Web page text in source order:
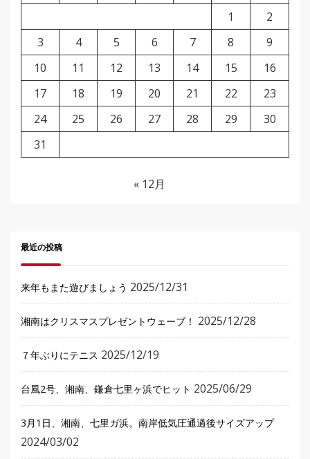
1
2
3
4 5 6 7 8
9
10
11 12 13 14 15
16
17
18 19 20 21 22
23
24
25 26 27 28 29
30
31
« 12月
最近の投稿
来年もまた遊びましょう 2025/12/31
湘南はクリスマスプレゼントウェーブ！ 2025/12/28
７年ぶりにテニス 2025/12/19
台風2号、湘南、鎌倉七里ヶ浜でヒット 2025/06/29
3月1日、湘南、七里ガ浜。南岸低気圧通過後サイズアップ
2024/03/02